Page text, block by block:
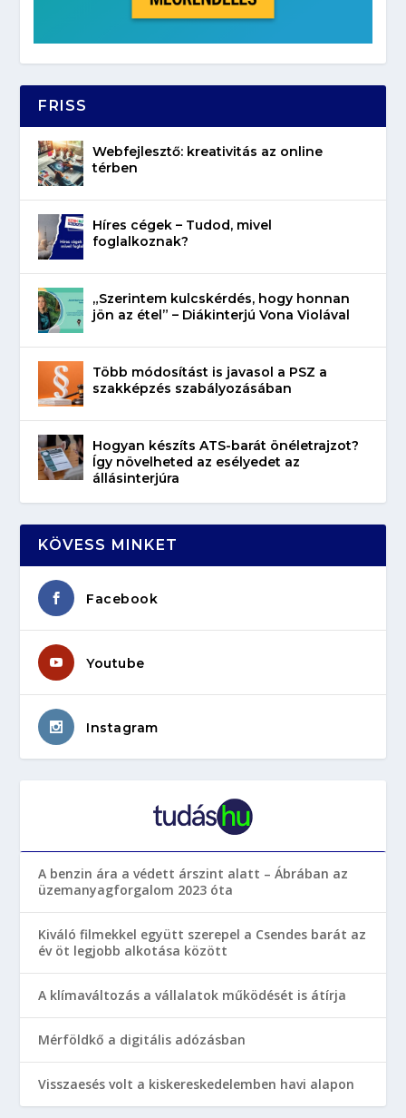
FRISS
Webfejlesztő: kreativitás az online
térben
Híres cégek – Tudod, mivel
foglalkoznak?
„Szerintem kulcskérdés, hogy honnan
jön az étel” – Diákinterjú Vona Violával
Több módosítást is javasol a PSZ a
szakképzés szabályozásában
Hogyan készíts ATS-barát önéletrajzot?
Így növelheted az esélyedet az
állásinterjúra
KÖVESS MINKET
Facebook
Youtube
Instagram
A benzin ára a védett árszint alatt – Ábrában az
üzemanyagforgalom 2023 óta
Kiváló filmekkel együtt szerepel a Csendes barát az
év öt legjobb alkotása között
A klímaváltozás a vállalatok működését is átírja
Mérföldkő a digitális adózásban
Visszaesés volt a kiskereskedelemben havi alapon